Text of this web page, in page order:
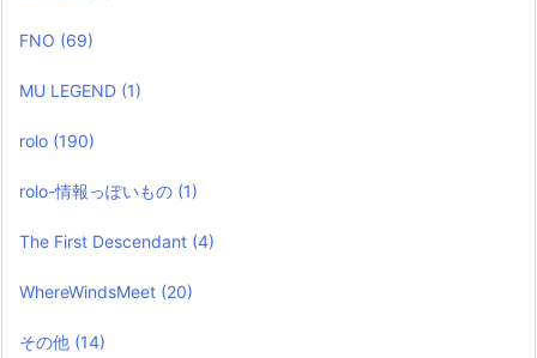
FNO (69)
MU LEGEND (1)
rolo (190)
rolo-情報っぽいもの (1)
The First Descendant (4)
WhereWindsMeet (20)
その他 (14)